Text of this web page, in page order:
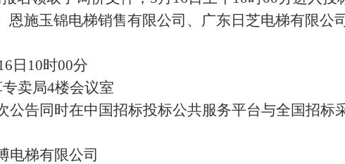
恩施玉锦电梯销售有限公司、广东日芝电梯有限公
日 10时00分
卖局4楼会议室
公告同时在中国招标投标公共服务平台与全国招标
电梯有限公司